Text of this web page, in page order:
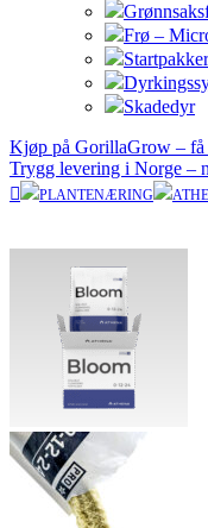
Frø –
Startpakker
Skadedyr
Kjøp på GorillaGrow – få
Trygg levering i Norge –
PLANTENÆRING